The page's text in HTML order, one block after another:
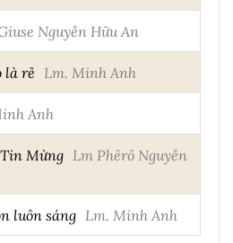
Nguyễn Hữu An
là rẻ Lm. Minh Anh
Anh
Mừng Lm Phêrô Nguyễn
luôn sáng Lm. Minh Anh